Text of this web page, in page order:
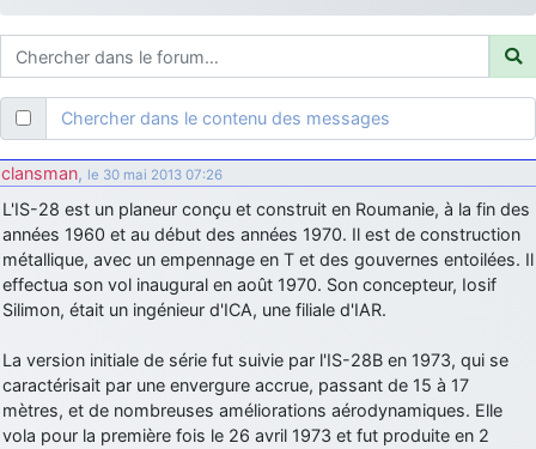
d9pouces: ouakamois > si tu parles du sujet sur l'Armée de l'Air,
bien sûr que oui !
je suis un avion@,._,+: Bonjour je viens d'arriver il y a quelques
moi et quelques avions n'ont pas les mêmes noms qu'aujourd'hui
ouakamois: Bonjourà toutes et à tous.en espérantque ces
quelques images du Pays Basque vous auront plu ; Agur…
d9pouces: Malheureusement nonun peu trop loin pour moi !
fox_50: Bonjour, certains parmis vous étaient-ils présent au
meeting de Lann Bihoué de 2026 ?
au site!
jericho: Bonne année et tous mes meilleurs voeux à tous pour
2026 !
Chercher dans le contenu des messages
clansman, le 30 mai 2013 07:26
L'IS-28 est un planeur conçu et construit en Roumanie, à la fin des
années 1960 et au début des années 1970. Il est de construction
métallique, avec un empennage en T et des gouvernes entoilées. Il
effectua son vol inaugural en août 1970. Son concepteur, Iosif
Silimon, était un ingénieur d'ICA, une filiale d'IAR.
La version initiale de série fut suivie par l'IS-28B en 1973, qui se
caractérisait par une envergure accrue, passant de 15 à 17
mètres, et de nombreuses améliorations aérodynamiques. Elle
vola pour la première fois le 26 avril 1973 et fut produite en 2